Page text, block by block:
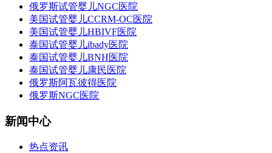
俄罗斯试管婴儿NGC医院
美国试管婴儿CCRM-OC医院
美国试管婴儿HBIVF医院
泰国试管婴儿ibady医院
泰国试管婴儿BNH医院
泰国试管婴儿康民医院
俄罗斯阿瓦彼得医院
俄罗斯NGC医院
新闻中心
热点资讯